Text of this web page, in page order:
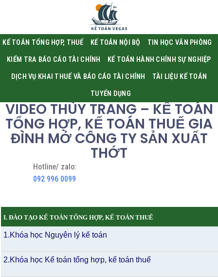
KẾ TOÁN TỔNG HỢP, THUẾ KẾ TOÁN NỘI BỘ TIN HỌC VĂN PHÒNG
KIỂM TRA BÁO CÁO TÀI CHÍNH KẾ TOÁN HÀNH CHÍNH SỰ NGHIỆP
DỊCH VỤ KHAI THUẾ VÀ BÁO CÁO TÀI CHÍNH TÀI LIỆU KẾ TOÁN
TUYỂN DỤNG
VIDEO THÙY TRANG – KẾ TOÁN
TỔNG HỢP, KẾ TOÁN THUẾ GIA
ĐÌNH MỞ CÔNG TY SẢN XUẤT
THỚT
Hotline/ zalo:
092 996 0099
I. ĐÀO TẠO KẾ TOÁN TỔNG HỢP, KẾ TOÁN THUẾ
1.Khóa học Nguyên lý kế toán
2.Khóa học Kế toán tổng hợp, kế toán thuế